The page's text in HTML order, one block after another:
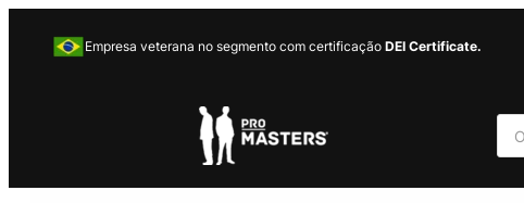
Empresa veterana no segmento com certificação DEI Certificate.
P
s
u